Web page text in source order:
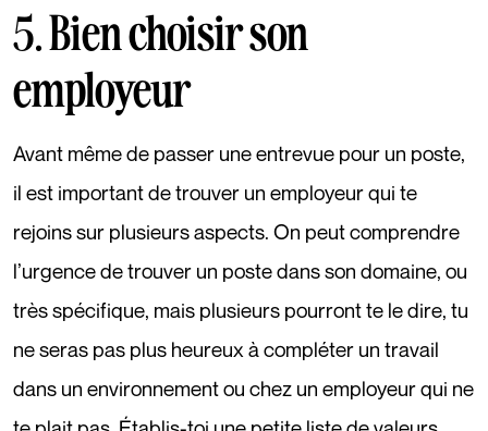
5. Bien choisir son
employeur
Avant même de passer une entrevue pour un poste,
il est important de trouver un employeur qui te
rejoins sur plusieurs aspects. On peut comprendre
l’urgence de trouver un poste dans son domaine, ou
très spécifique, mais plusieurs pourront te le dire, tu
ne seras pas plus heureux à compléter un travail
dans un environnement ou chez un employeur qui ne